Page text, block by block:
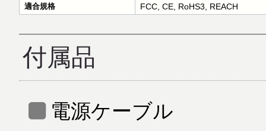
適合規格 FCC, CE, RoHS3, REACH
付属品
電源ケーブル